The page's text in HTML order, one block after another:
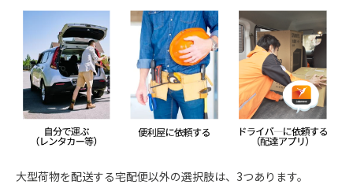
大型荷物を配送する宅配便以外の選択肢は、3つあります。